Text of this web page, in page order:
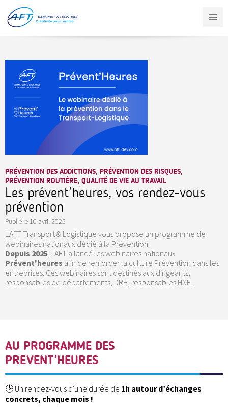
contenu
principal
PRÉVENTION DES ADDICTIONS, PRÉVENTION DES RISQUES,
PRÉVENTION ROUTIÈRE, QUALITÉ DE VIE AU TRAVAIL
Les prévent'heures, vos rendez-vous
prévention
Publié le 10 avril 2025
L'AFT Transport & Logistique vous propose un programme de
webinaires nationaux dédié à la Prévention.
Depuis 2025, l'AFT a lancé les webinaires nationaux
Prévent'heures afin de renforcer la culture Prévention dans les
entreprises. Ces webinaires sont destinés aux dirigeants,
responsables de départements, DRH, responsables HSE...
AU PROGRAMME DES
PREVENT'HEURES
🕒 Un rendez-vous d'une durée de 1h autour d’échanges
concrets, chaque mois !